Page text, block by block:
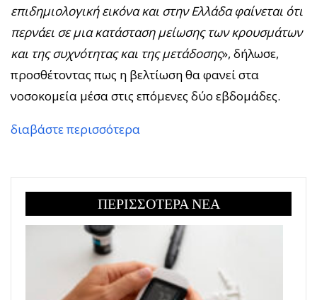
επιδημιολογική εικόνα και στην Ελλάδα φαίνεται ότι
περνάει σε μια κατάσταση μείωσης των κρουσμάτων
και της συχνότητας και της μετάδοσης», δήλωσε,
προσθέτοντας πως η βελτίωση θα φανεί στα
νοσοκομεία μέσα στις επόμενες δύο εβδομάδες.
διαβάστε περισσότερα
ΠΕΡΙΣΣΟΤΕΡΑ ΝΕΑ